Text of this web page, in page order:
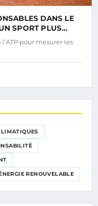
DANS LE
SPORT PLUS
pour mesurer les
RENOUVELABLE